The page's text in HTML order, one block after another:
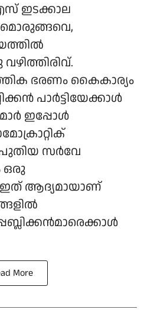
ഇടക്കാല
ഭരണം കൈകാര്യം
പാർട്ടിയേക്കാൾ
ഇപ്പോൾ
പുതിയ സർവേ
ഒരു
ഇത് ആദ്യമായാണ്
More